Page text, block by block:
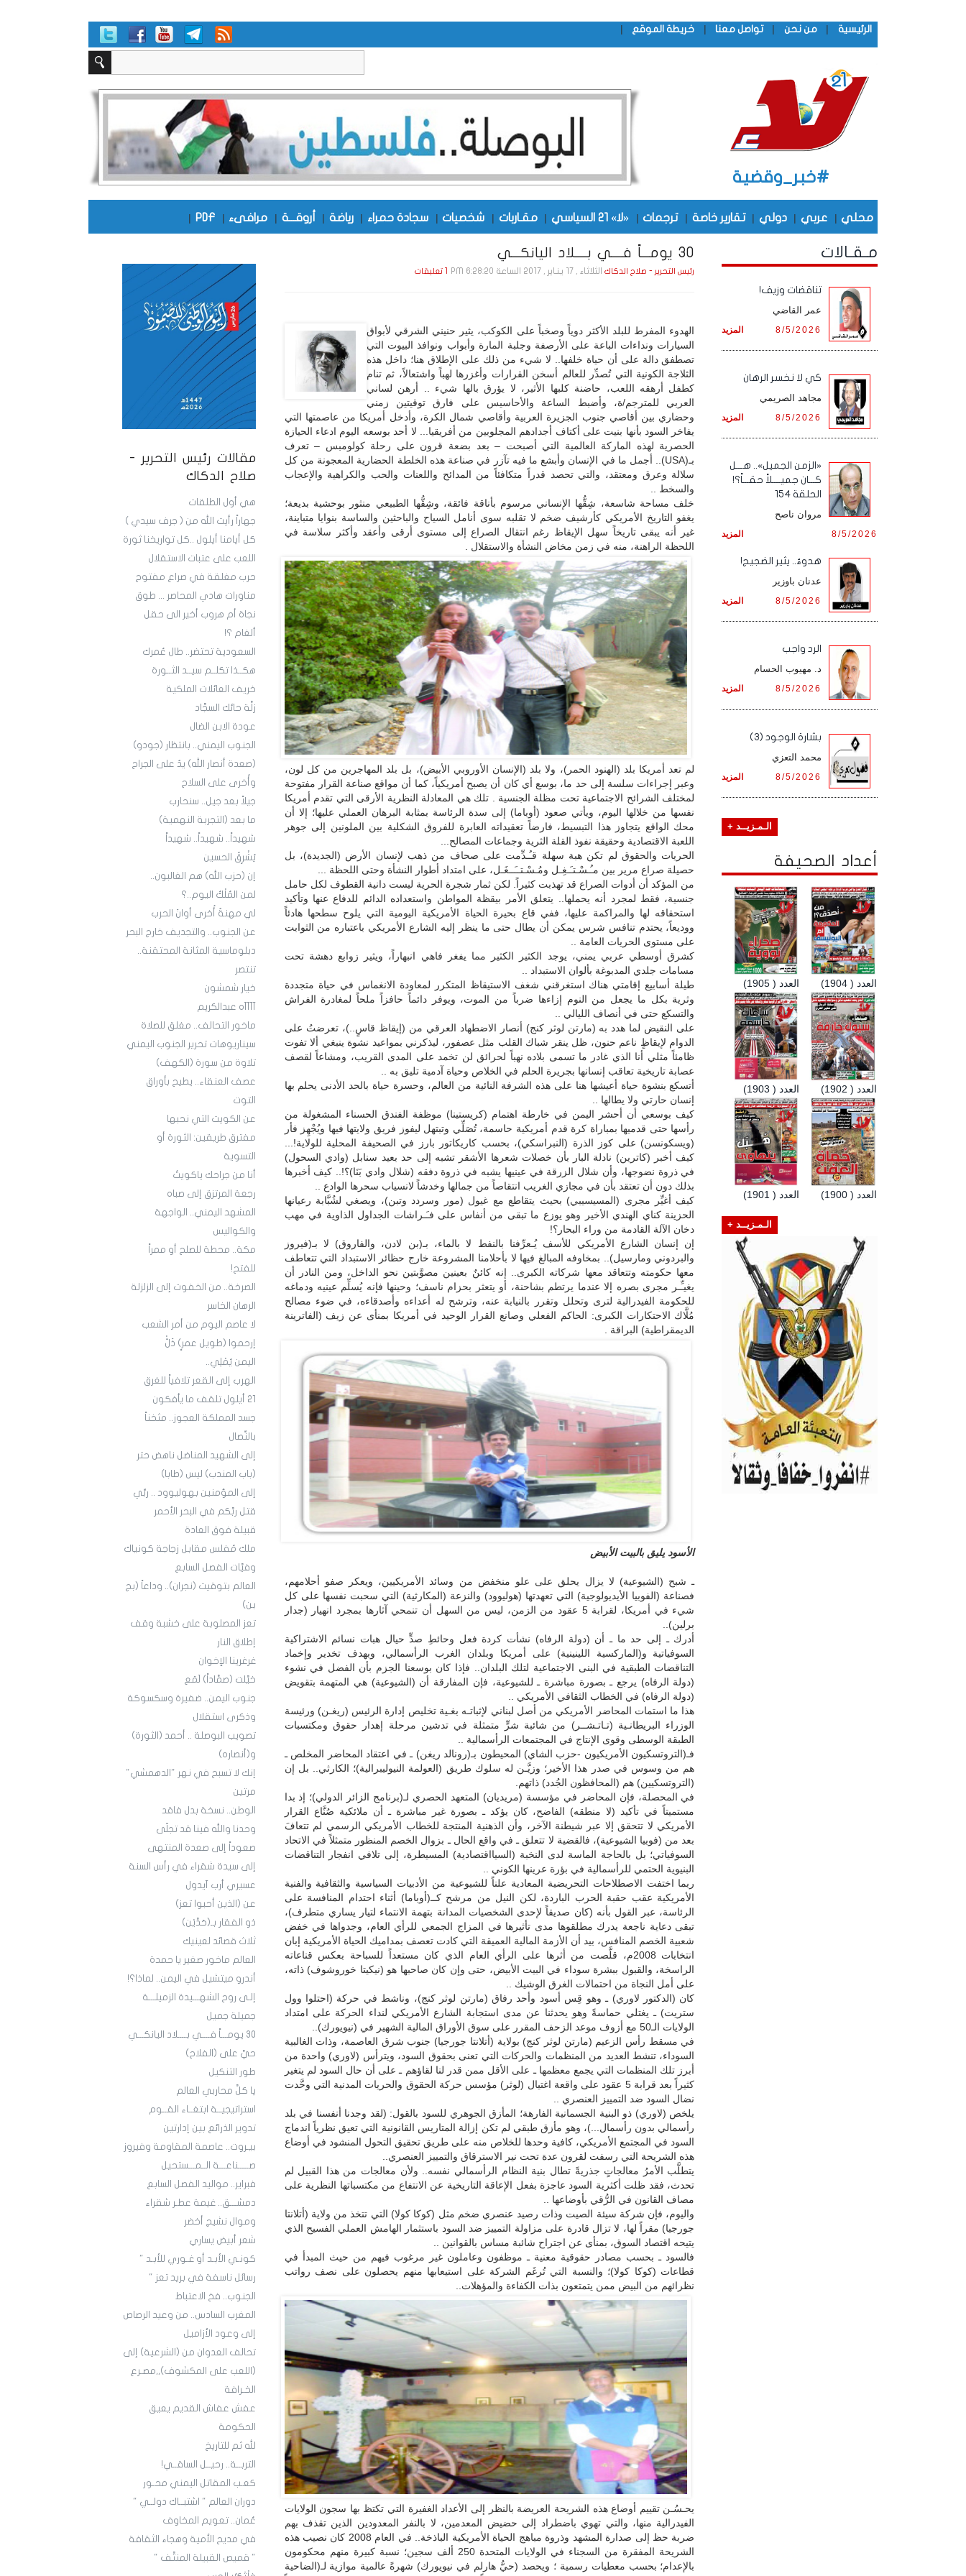
الرئيسية | من نحن | تواصل معنا | خريطة الموقع |
#خبر_وقضية
محلي | عربي | دولي | تقارير خاصة | ترجمات | «لا» 21 السياسي | مقـاربات | شخصيات | سجادة حمراء | رياضة | أروقـــة | مرافىء |
PDF
|
مقالات رئيس التحرير -
صلاح الدكاك
هي أول الطلقات
جهاراً رأيت الله من ( جرف سيدي )
كل أيامنا أيلول ..كل تواريخنا ثورة
اللعب على عتبات الاستقلال
حرب مغلقة في صراع مفتوح
مناورات هادي المحاصر ... طوق
نجاة أم هروب أخير الى حقل
ألغام ؟!
السعودية تحتضر.. طال عُمرك
هكــذا تكلــم سيــد الثــورة
خريف العائلات الملكية
زلَّة حائك السجَّاد
عودة الابن الضال
الجنوب اليمني.. بانتظار (جودو)
(صعدة أنصار الله) يدٌ على الجراح
وأُخرى على السلاح
جيلاً بعد جيل.. سنحارب
ما بعد (التجربة النهمية)
شهيداً.. شهيداً.. شهيداً
يُشْرِقُ الحسين
إن (حزب الله) هم الغالبون..
لمن المُلْكُ اليوم..؟
لي مهنةٌ أُخرى أوانَ الحرب
عن الجنوب.. والتجديف خارج البحر
دبلوماسية المثانة المحتقنة..
تنتصر
خيار شمشون
آآآآه عبدالكريم
ماخور التحالف.. مغلق للصلاة
سيناريوهات تحرير الجنوب اليمني
تلاوة من سورة (الكهف)
عصف العنقاء.. يطيح بأوراق
التوت
عن الكويت التي نحبها
مفترق طريقين: الثورة أو
التسوية
أنا من جراحك ياكويتُ
رجعة المرتزق إلى صباه
المشهد اليمني.. الواجهة
والكواليس
مكة.. محطة للصلح أو ممراً
للفتح!
الصرخة.. من الخفوت إلى الزلزلة
الرهان الخاسر
لا عاصم اليوم من أمر الشعب
إرحموا (طويل عمرٍ) ذَلّْ
اليمن يُمْلِي..
الهرب إلى القعر تلافياً للغرق
21 أيلول تلقف ما يأفكون
جسد المملكة العجوز.. مثخناً
بالنِّصال
إلى الشهيد المناضل ناهض حتر
(باب المندب) ليس (طابا)
إلى المؤمنين بهوليوود .. ربِّي
قتل ربَّكم في البحر الأحمر
قبيلة فوق العادة
ملك مُفلس مقابل زجاجة كونياك
وفيَّات الفصل السابع
العالم بتوقيت (نجران).. وداعاً (بج
بن)
تعز المصلوبة على خشبة وقف
إطلاق النار
غرغرينا الإخوان
خيَّلت (صمَّاداً) لَمَع
جنوب اليمن.. ضفيرة وسكسوكة
وذكرى استقلال
تصويب البوصلة .. أحمد (الثورة)
و(أنصاره)
إنك لا تسبح في نهر "الدهمشي"
مرتين
الوطن.. نسخة بدل فاقد
وحدنا والله فينا قد تجلّى
صعوداً إلى صعدة المنتهى
إلى سيدة شقراء في رأس السنة
عسيري أرب آيدول
عن (الذين أحبوا تعز)
ذو الفقار بـ(حَدَّيْن)
ثلاث قصائد لعينيك
العالم ماخور صغير يا حمدة
أندرو ميتشيل في اليمن.. لماذا؟!
إلـى روح الشهـــيدة الزميلـــة
جميلة جميل
30 يومـــاً فــــي بــــلاد اليانكـــي
حيَّ على (الفلاح)
طور التنكيل
يا كلَّ محاربي العالم
استراتيجيــة ابتغــاء القــوم
تدوير الذرائع بين إدارتين
بيـروت.. عاصمة المقاومة وفيروز
صـــــناعـــة الــمـــستحيل
فبراير.. مواليد الفصل السابع
دمشـــق.. غيمة عطـر شقراء
وموال نشيج أخضر
شعر أبيض يساري
كونـي الأبـد أو غـوري للأبـد "
رسائل ناسفة في بريد تعز "
الجنوب.. فخ الاعتباط
المغرب السادس.. من وعيد الرصاص
إلى وعود الأزاميل
تحالف العدوان من (الشرعية) إلى
(اللعب على المكشوف),,مصـرع
الخـرافة
عفش عفاش القديم يعيق
الحكومة
لله ثم للتاريخ
التربــة.. رحيــل الساقــي!
كعـب المقاتل اليمني محـور
دوران العالم " اشتبــاك دولــي "
عُمان.. تعويم المخاوف
في مديح الأمية وهجاء الثقافة
" قميص القبيلة المنتَّف "
30 يومـــاً فــــي بــــلاد اليانكـــي
رئيس التحرير - صلاح الدكاكالثلاثاء , 17 يـنـاير , 2017 الساعة 6:28:20 PM
الهدوء المفرط للبلد الأكثر دوياً وصخباً على الكوكب، يثير حنيني الشرقي لأبواق
السيارات ونداءات الباعة على الأرصفة وجلبة المارة وأبواب ونوافذ البيوت التي
تصطفق دالة على أن حياة خلفها.. لا شيء من ذلك على الإطلاق هنا؛ داخل هذه
الثلاجة الكونية التي تُصدِّر للعالم أسخن القرارات وأغزرها لهباً واشتعالاً، ثم تنام
كطفل أرهقه اللعب، حاضنة كلبها الأثير، لا يؤرق بالها شيء .. أرهن لساني
العربي للمترجم/ة، وأضبط الساعة والأحاسيس على فارق توقيتين زمني
وحضاري بين أقاصي جنوب الجزيرة العربية وأقاصي شمال الكرة، وأدخل أمريكا من عاصمتها التي
يفاخر السود بأنها بنيت على أكتاف أجدادهم المجلوبين من أفريقيا... لا أحد بوسعه اليوم ادعاء الحيازة
الحصرية لهذه الماركة العالمية التي أصبحت – بعد بضعة قرون على رحلة كولومبس – تعرف
بـ(USA).. أجمل ما في الإنسان وأبشع ما فيه تآزر في صناعة هذه الخلطة الحضارية المعجونة من كل
سلالة وعرق ومعتقد، والتي تحصد قدراً متكافئاً من المدائح واللعنات والحب والكراهية والإعجاب
والسخط ..
خلف مساحة شاسعة، شِقُّها الإنساني مرسوم بأناقة فائقة، وشِقُّها الطبيعي منثور بوحشية بديعة؛
يغفو التاريخ الأمريكي كأرشيف ضخم لا تقلبه سوى أنامل السياح والباحثين والساسة بنوايا متباينة،
غير أنه يبقى تاريخاً سهل الإيقاظ رغم انتقال الصراع إلى مستوى أرقى وأعقد وأكثر سلاسة في
اللحظة الراهنة، منه في زمن مخاض النشأة والاستقلال .
لم تعد أمريكا بلد (الهنود الحمر)، ولا بلد (الإنسان الأوروبي الأبيض)، بل بلد المهاجرين من كل لون،
وعبر إجراءات سلسة إلى حد ما، بوسع أي كان أن يصبح أمريكياً، كما أن مواقع صناعة القرار مفتوحة
لمختلف الشرائح الاجتماعية تحت مظلة الجنسية . تلك هي المعادلة النظرية الأرقى التي تقدم أمريكا
نفسها من خلالها اليوم، ويأتي صعود (أوباما) إلى سدة الرئاسة بمثابة البرهان العملي عليها؛ إلا أن
محك الواقع يتجاوز هذا التبسيط، فارضاً تعقيداته العابرة للفروق الشكلية بين الملونين إلى جوهر
اللعبة الاقتصادية وحقيقة نفوذ القلة الثرية وجماعات المصالح...
الحريات والحقوق لم تكن هبة سهلة قـُـدِّمت على صحاف من ذهب لإنسان الأرض (الجديدة)، بل
حصيلة صراع مرير بين مـُـسْـتـَـغِـل ومُـسْـتــَــغَـل، على امتداد أطوار النشأة وحتى اللحظة ...
من المؤكد أن أدوات الصراع قد تهذبت كثيراً. لكن ثمار شجرة الحرية ليست دانية القطوف لكل حامل
جنسية، فقط لمجرد أنه يحملها.. يتعلق الأمر بيقظة المواطن واستعداده الدائم للدفاع عنها وتأكيد
استحقاقه لها والمراكمة عليها، ففي قاع بحيرة الحياة الأمريكية اليومية التي يلوح سطحها هادئاً
ووديعاً، يحتدم تنافس شرس يمكن أن يطال حتى ما ينظر إليه الشارع الأمريكي باعتباره من الثوابت
على مستوى الحريات العامة ..
كشرق أوسطي عربي يمني، يوجد الكثير الكثير مما يفغر فاهي انبهاراً، ويثير زوابع دهشة تحت
مسامات جلدي المدبوغة بألوان الاستبداد ..
طيلة أسابيع إقامتي هناك استغرقني شغف الاستيقاظ المتكرر لمعاودة الانغماس في حياة متجددة
وثرية بكل ما يجعل من النوم إزاءها ضرباً من الموت، ويوفر دائماً حافزاً ملحاً لمغادرة الفراش
والتسكع حتى في أنصاف الليالي ..
على النقيض لما هدد به (مارتن لوثر كنج) أنصار الاضطهاد العرقي من (إيقاظ قاسٍ..)، تعرضتُ على
الدوام لإيقاظٍ ناعم حنون، ظل ينقر شباك القلب مثل عصفور، ليذكرني بمواعيد نشوة ينبغي ألا تفوت
ظامئاً مثلي أنا الذي غادر ما تسمى بلاده نهباً لحرائق لن تخمد على المدى القريب، ومشاعاً لقصف
عصابة تاريخية تعاقب إنسانها بجريرة الحلم في الخلاص وحياة آدمية تليق به ..
أتسكع بنشوة حياة أعيشها هنا على هذه الشرفة النائية من العالم، وحسرة حياة بالحد الأدنى يحلم بها
إنسان حارتي ولا يطالها ..
كيف بوسعي أن أحشر اليمن في خارطة اهتمام (كريستينا) موظفة الفندق الحسناء المشغولة من
رأسها حتى قدميها بمباراة كرة قدم أمريكية حاسمة، تُصَلِّي وتبتهل ليفوز فريق ولايتها فيها ويُجْهِز فأر
(ويسكونسن) على كوز الذرة (النبراسكي)، بحسب كاريكاتور بارز في الصحيفة المحلية للولاية!...
كيف أخبر (كاترين) نادلة البار بأن خصلات شعرها الأشقر تشبه إلى حد بعيد سنابل (وادي السحول)
في ذروة نضوجها، وأن شلال الزرقة في عينيها يشبه في ذروة دفقه (شلال وادي بَنَا)؟!.. كيف أخبرها
بذلك دون أن تعتقد بأن في مجازي الغريب انتقاصاً من جمالها وخدشاً لانسياب سحرها الوادع ..
كيف أغيِّر مجرى (المسيسيبي) بحيث يتقاطع مع غيول (مور وسردد وتبن)، ويصغي لشُبَّابة رعيانها
الحزينة كناي الهندي الأخير وهو يوزع ما تبقى من أنفاس على فـَـراشات الجداول الذاوية في مهب
دخان الآلة القادمة من وراء البحار؟!
إن إنسان الشارع الأمريكي للأسف يُـعرِّفنا بالنفط لا بالماء، بـ(بن لادن، والفاروق) لا بـ(فيروز
والبردوني ومارسيل).. بمخاوفه المبالغ فيها لا بأحلامنا المشروعة خارج حظائر الاستبداد التي تتعاطف
معها حكومته وتتعاقد معها شركاته الكبرى.. إنه كائنٌ بعينين مصوَّبتين نحو الداخل، ومن النادر أن
يغيـِّـر مجرى بصره إلا عندما يرتطم بشاحنة، أو يتعثر بحزام ناسف؛ وحينها فإنه يُسلِّم عينيه ودماغه
للحكومة الفيدرالية لترى وتحلل وتقرر بالنيابة عنه، وترشح له أعداءه وأصدقاءه، في ضوء مصالح
مُلَّاك الاحتكارات الكبرى: الحاكم الفعلي وصانع القرار الوحيد في أمريكا بمنأى عن زيف (الفاترينة
الديمقراطية) البراقة .
الأسود يليق بالبيت الأبيض
ـ شبح (الشيوعية) لا يزال يحلق على علو منخفض من وسائد الأمريكيين، ويعكر صفو أحلامهم،
فصناعة (الفوبيا الأيديولوجية) التي تعهدتها (هوليوود) والنزعة (المكارثية) التي سحبت نفسها على كل
شيء في أمريكا، لقرابة 5 عقود من الزمن، ليس من السهل أن تنمحي آثارها بمجرد انهيار (جدار
برلين)..
أدرك ـ إلى حد ما ـ أن (دولة الرفاه) نشأت كردة فعل وحائطِ صدٍّ حيال هبات نسائم الاشتراكية
السوفياتية و(الماركسية اللينينية) على أمريكا وبلدان الغرب الرأسمالي، وبهدف تخدير وإخماد
التناقضات الطبقية في البنى الاجتماعية لتلك البلدان.. فإذا كان بوسعنا الجزم بأن الفضل في نشوء
(دولة الرفاه) يرجع ـ بصورة مباشرة ـ للشيوعية، فإن المفارقة أن (الشيوعية) هي المتهمة بتقويض
(دولة الرفاه) في الخطاب الثقافي الأمريكي ..
هذا ما استمات المحاضر الأمريكي من أصل لبناني لإثباتـه بغـية تخليص إدارة الرئيس (ريغـن) ورئيسة
الوزراء البريطانـية (تـاتـشــر) من شائبة شرٍّ متمثلة في تدشين مرحلة إهدار حقوق ومكتسبات
الطبقة الوسطى وقوى الإنتاج في المجتمعات الرأسمالية ..
فـ(التروتسكيون الأمريكيون -حزب الشاي) المحيطون بـ(رونالد ريغن) ـ في اعتقاد المحاضر المخلص ـ
هم من وسوس في صدر هذا الأخير؛ وزيَّـن له سلوك طريق (العولمة النيوليبرالية)؛ الكارثي.. بل إن
(التروتسكيين) هم (المحافظون الجُدد) ذاتهم.
في المحصلة، فإن المحاضر في مؤسسة (مريديان) المتعهد الحصري لـ(برنامج الزائر الدولي)؛ إذ بدا
مستميتاً في تأكيد (لا منطقه) الفاضح، كان يؤكد ـ بصورة غير مباشرة ـ أن ملائكية صُنَّاع القرار
الأمريكي لا تتحقق إلا عبر شيطنة الآخر، وأن الذهنية المنتجة للخطاب الأمريكي الرسمي لم تتعافَ
بعد من (فوبيا الشيوعية)، فالقضية لا تتعلق ـ في واقع الحال ـ بزوال الخصم المنظور متمثلاً في الاتحاد
السوفياتي؛ بل بالحاجة الماسة لدى النخبة (السيااقتصادية) المسيطرة، إلى تلافي انفجار التناقضات
البنيوية الحتمي للرأسمالية في بؤرة عرينها الكوني ..
ربما اختفت الاصطلاحات التحريضية المعادية علناً للشيوعية من الأدبيات السياسية والثقافية والفنية
الأمريكية عقب حقبة الحرب الباردة، لكن النيل من مرشح كــ(أوباما) أثناء احتدام المنافسة على
الرئاسة، عبر القول بأنه (كان صديقاً لإحدى الشخصيات المدانة بتهمة الانتماء لتيار يساري متطرف)،
تبقى دعاية ناجعة يدرك مطلقوها مدى تأثيرها في المزاج الجمعي للرأي العام، وجدواها في خفض
شعبية الخصم المنافس، بيد أن الأزمة المالية العميقة التي كادت تعصف بمداميك الحياة الأمريكية إبان
انتخابات 2008م، قلَّصت من أثرها على الرأي العام الذي كان مستعداً للسباحة بعكس قناعاته
الراسخة، والقبول ببشرة سوداء في البيت الأبيض، حتى وإن كان صاحبها هو (نيكيتا خوروشوف) ذاته،
على أمل النجاة من احتمالات الغرق الوشيك ..
كان (الدكتور لاوري) ـ وهو قِس أسود وأحد رفاق (مارتن لوثر كنج)، وناشط في حركة (احتلوا وول
ستريت) ـ يغتلي حماسةً وهو يحدثنا عن مدى استجابة الشارع الأمريكي لنداء الحركة على امتداد
الولايات الـ50 مع أزوف موعد الزحف المقرر على سوق الأوراق المالية الشهير في (نيويورك)..
في مسقط رأس الزعيم (مارتن لوثر كنج) بولاية (أتلانتا جورجيا) جنوب شرق العاصمة، وذات الغالبية
السوداء، تنشط العديد من المنظمات والحركات التي تعنى بحقوق السود، ويترأس (لاوري) واحدة من
أبرز تلك المنظمات التي يجمع معظمها ـ على الأقل ممن قدر لنا لقاؤهم ـ على أن حال السود لم يتغير
كثيراً بعد قرابة 5 عقود على واقعة اغتيال (لوثر) مؤسس حركة الحقوق والحريات المدنية التي وحَّدت
نضال السود ضد التمييز العنصري ..
يلخص (لاوري) ذو البنية الجسمانية الفارهة؛ المأزق الجوهري للسود بالقول: (لقد وجدنا أنفسنا في بلد
رأسمالي بدون رأسمال...)، وهو مأزق طبقي لم تكن إزالة المتاريس القانونية التي تعيق نظرياً اندماج
السود في المجتمع الأمريكي، كافية وحدها للخلاص منه على طريق تحقيق التحول المنشود في أوضاع
هذه الشريحة التي رسفت لقرون عدة تحت نير الاسترقاق والتمييز العنصري..
يتطلَّب الأمرُ معالجاتٍ جذريةً تطال بنية النظام الرأسمالي نفسه.. ولأن معالجات من هذا القبيل لم
تحدث، فقد ظلت أكثرية السود عاجزة بفعل الإعاقة التاريخية عن الانتفاع من مكتسباتها النظرية على
مصاف القانون في الرُّقي بأوضاعها ..
واليوم، فإن شركة سيئة الصيت وذات رصيد عنصري ضخم مثل (كوكا كولا) التي تتخذ من ولاية (أتلانتا
جورجيا) مقراً لها، لا تزال قادرة على مزاولة التمييز ضد السود باستثمار الهامش العملي الفسيح الذي
يتيحه اقتصاد السوق، بمنأى عن اجتراح شائبة مساس بالقوانين ..
فالسود ـ بحسب مصادر حقوقية معنية ـ موظفون وعاملون غير مرغوب فيهم من حيث المبدأ في
قطاعات (كوكا كولا)؛ والنسبة التي تُرغَم الشركة على استيعابها منهم يحصلون على نصف رواتب
نظرائهم من البيض ممن يتمتعون بذات الكفاءة والمؤهلات..
يحـسُـن تقييم أوضاع هذه الشريحة العريضة بالنظر إلى الأعداد الغفيرة التي تكتظ بها سجون الولايات
الفيدرالية منها، والتي تهوي باضطراد إلى حضيض المعدمين، لا بالنفر المعدودين الذين تقذف بهم
ضربة حظ إلى صدارة المشهد وذروة مباهج الحياة الأمريكية الباذخة.. في العام 2008 كان نصيب هذه
الشريحة المفقرة من السجناء في الولايات المتحدة 250 ألف سجين؛ نسبة كبيرة منهم محكومون
بالإعدام؛ بحسب معطيات رسمية ؛ ويحصد (حيُّ هارلم في نيويورك) شهرةً عالمية موازية لـ(الضاحية
مـقـالات
تناقضات وزيف!
عمر القاضي
المزيد 8/5/2026
كي لا نخسر الرهان
مجاهد الصريمي
المزيد 8/5/2026
«الزمن الجميل».. هـــل
كـــان جميــــلاً حقـــاً؟!
الحلقة 154
مروان ناصح
المزيد 8/5/2026
هدوءٌ.. يثير الضجيج!
عدنان باوزير
المزيد 8/5/2026
الرد واجب
د. مهيوب الحسام
المزيد 8/5/2026
بشارة الوجود (3)
محمد التعزي
المزيد 8/5/2026
الـمـزيــد +
أعداد الصحيفة
العدد ( 1905) العدد ( 1904)
العدد ( 1903) العدد ( 1902)
العدد ( 1901) العدد ( 1900)
الـمـزيــد +